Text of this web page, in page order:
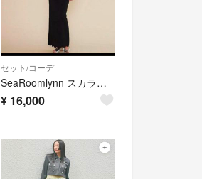
セット/コーデ
SeaRoomlynn スカラップニットセットアップ ブラック
¥ 16,000